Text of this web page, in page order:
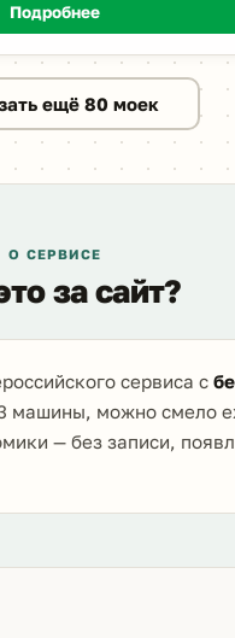
Подробнее
ещё 80 моек
О СЕРВИСЕ
за сайт?
сервиса с
машины, можно смело
— без записи,